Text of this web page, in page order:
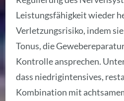
Leistungsfähigkeit wieder
Verletzungsrisiko, indem
Tonus, die
Kontrolle ansprechen.
dass niedrigintensives,
Kombination mit